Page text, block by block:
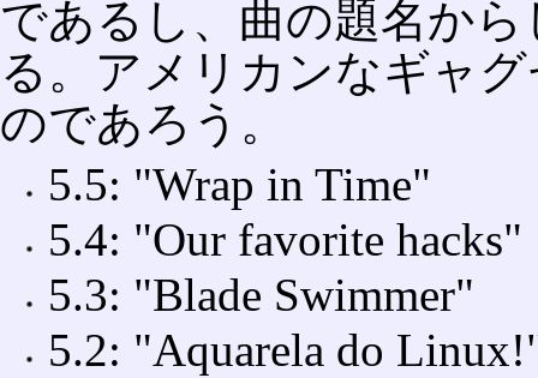
であるし、曲の題名か
る。アメリカンなギャ
のであろう。
5.5: "Wrap in Time"
5.4: "Our favorite hacks"
5.3: "Blade Swimmer"
5.2: "Aquarela do